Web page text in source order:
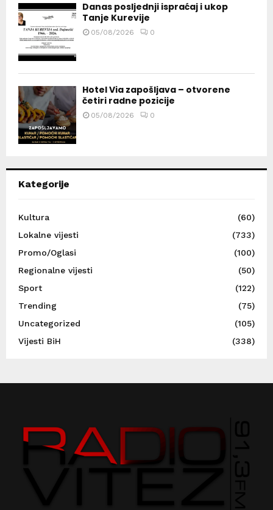
Danas posljednji ispraćaj i ukop
Tanje Kurevije
05/08/2026 0
Hotel Via zapošljava – otvorene
četiri radne pozicije
05/08/2026 0
Kategorije
Kultura
(60)
Lokalne vijesti
(733)
Promo/Oglasi
(100)
Regionalne vijesti
(50)
Sport
(122)
Trending
(75)
Uncategorized
(105)
Vijesti BiH
(338)